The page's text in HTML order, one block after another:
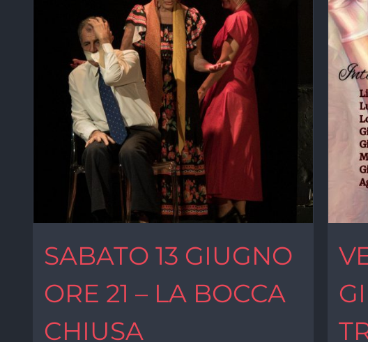
SABATO 13 GIUGNO
ORE 21 – LA BOCCA
CHIUSA